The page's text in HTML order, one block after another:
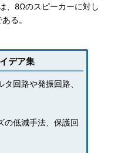
、8Ωのスピーカーに対し
る。
デア集
タ回路や発振回路、
の低減手法、保護回